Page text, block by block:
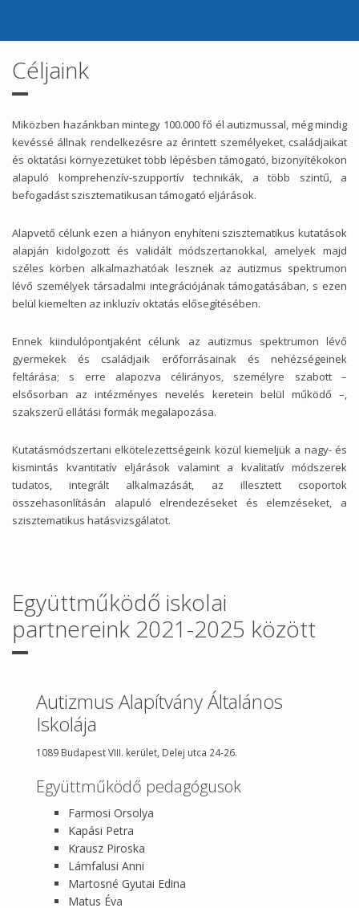
Céljaink
Miközben hazánkban mintegy 100.000 fő él autizmussal, még mindig
kevéssé állnak rendelkezésre az érintett személyeket, családjaikat
és oktatási környezetüket több lépésben támogató, bizonyítékokon
alapuló komprehenzív-szupportív technikák, a több szintű, a
befogadást szisztematikusan támogató eljárások.
Alapvető célunk ezen a hiányon enyhíteni szisztematikus kutatások
alapján kidolgozott és validált módszertanokkal, amelyek majd
széles körben alkalmazhatóak lesznek az autizmus spektrumon
lévő személyek társadalmi integrációjának támogatásában, s ezen
belül kiemelten az inkluzív oktatás elősegítésében.
Ennek kiindulópontjaként célunk az autizmus spektrumon lévő
gyermekek és családjaik erőforrásainak és nehézségeinek
feltárása; s erre alapozva célirányos, személyre szabott –
elsősorban az intézményes nevelés keretein belül működő –,
szakszerű ellátási formák megalapozása.
Kutatásmódszertani elkötelezettségeink közül kiemeljük a nagy- és
kismintás kvantitatív eljárások valamint a kvalitatív módszerek
tudatos, integrált alkalmazását, az illesztett csoportok
összehasonlításán alapuló elrendezéseket és elemzéseket, a
szisztematikus hatásvizsgálatot.
Együttműködő iskolai
partnereink 2021-2025 között
Autizmus Alapítvány Általános
Iskolája
1089 Budapest VIII. kerület, Delej utca 24-26.
Együttműködő pedagógusok
Farmosi Orsolya
Kapási Petra
Krausz Piroska
Lámfalusi Anni
Martosné Gyutai Edina
Matus Éva